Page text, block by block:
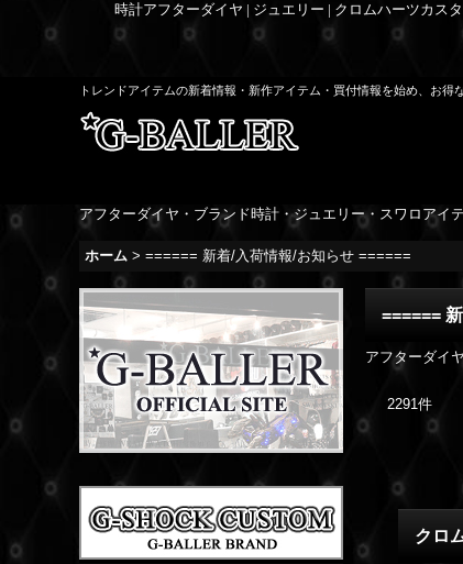
時計アフターダイヤ | ジュエリー | クロムハーツカス
トレンドアイテムの新着情報・新作アイテム・買付情報を始め、お得
アフターダイヤ・ブランド時計・ジュエリー・スワロアイ
ホーム > ====== 新着/入荷情報/お知らせ ======
======
アフターダイ
2291件
クロ